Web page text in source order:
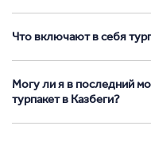
Что включают в себя
Могу ли я в последний
турпакет в Казбеги?